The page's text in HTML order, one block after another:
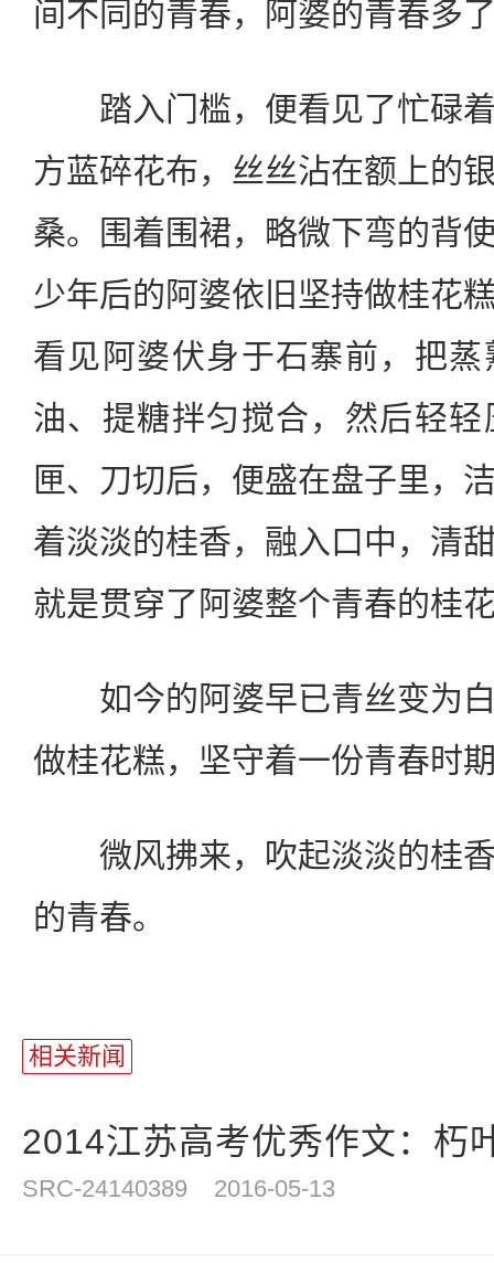
间不同的青春，阿婆的青春多
踏入门槛，便看见了忙碌着
方蓝碎花布，丝丝沾在额上的
桑。围着围裙，略微下弯的背
少年后的阿婆依旧坚持做桂花
看见阿婆伏身于石寨前，把
油、提糖拌匀搅合，然后轻
匣、刀切后，便盛在盘子里，
着淡淡的桂香，融入口中，清
就是贯穿了阿婆整个青春的桂
如今的阿婆早已青丝变为白
做桂花糕，坚守着一份青春时
微风拂来，吹起淡淡的桂香
的青春。
相关新闻
2014江苏高考优秀作文：朽
SRC-24140389 2016-05-13